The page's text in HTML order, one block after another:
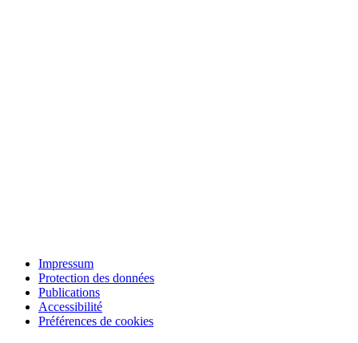
Impressum
Protection des données
Publications
Accessibilité
Préférences de cookies